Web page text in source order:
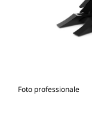
Foto professionale